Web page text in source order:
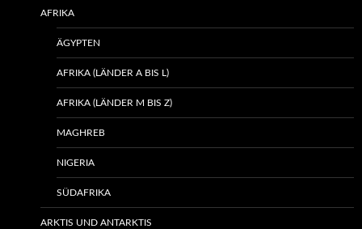
AFRIKA
ÄGYPTEN
AFRIKA (LÄNDER A BIS L)
AFRIKA (LÄNDER M BIS Z)
MAGHREB
NIGERIA
SÜDAFRIKA
ARKTIS UND ANTARKTIS